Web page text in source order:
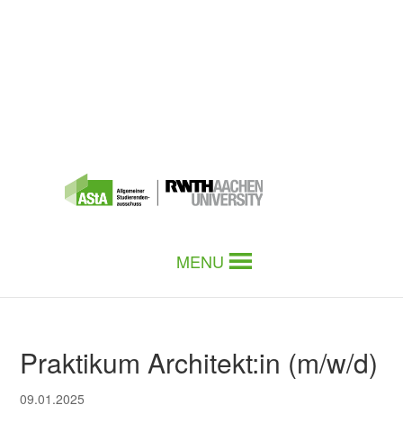
MENU
Praktikum Architekt:in (m/w/d)
09.01.2025